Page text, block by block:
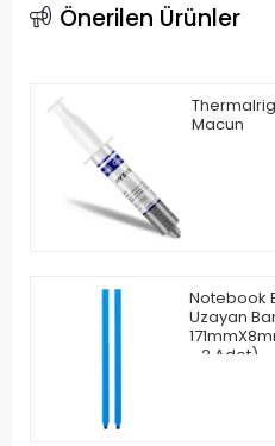
Önerilen Ürünler
Macun
Notebook
Uzayan
- 2 Adet)